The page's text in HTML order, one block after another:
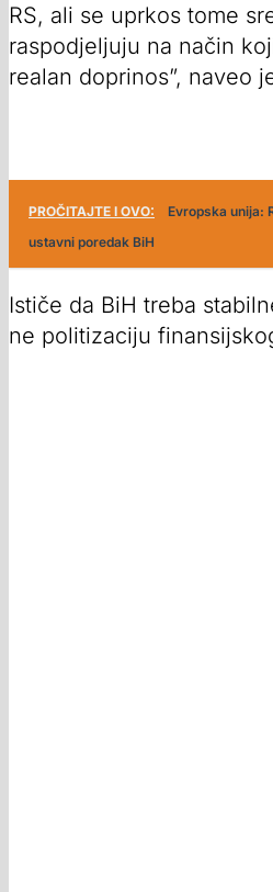
RS, ali se uprkos tome
raspodjeljuju na način
realan doprinos”, naveo
PROČITAJTE I OVO:
Evropska unija:
ustavni poredak BiH
Ističe da BiH treba
ne politizaciju